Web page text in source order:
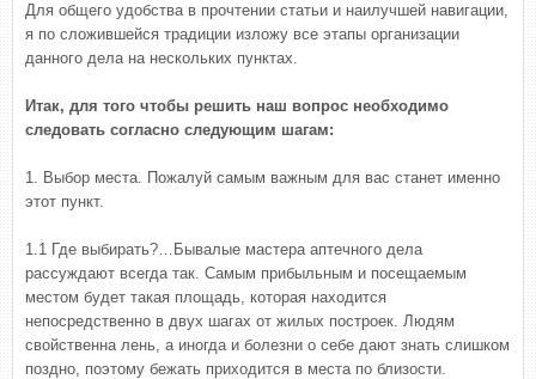
Для общего удобства в прочтении статьи и наилучшей навигации,
я по сложившейся традиции изложу все этапы организации
данного дела на нескольких пунктах.
Итак, для того чтобы решить наш вопрос необходимо
следовать согласно следующим шагам:
1. Выбор места. Пожалуй самым важным для вас станет именно
этот пункт.
1.1 Где выбирать?…Бывалые мастера аптечного дела
рассуждают всегда так. Самым прибыльным и посещаемым
местом будет такая площадь, которая находится
непосредственно в двух шагах от жилых построек. Людям
свойственна лень, а иногда и болезни о себе дают знать слишком
поздно, поэтому бежать приходится в места по близости.